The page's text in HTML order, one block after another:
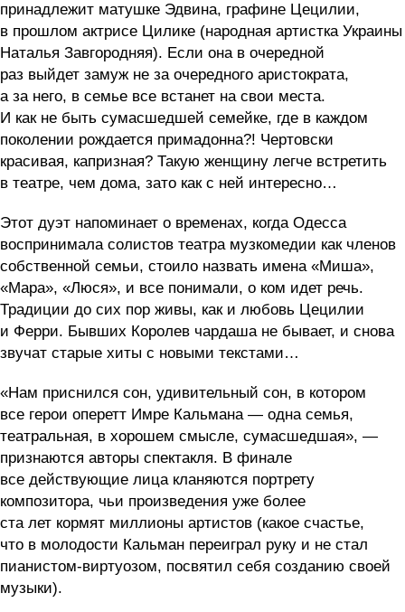
принадлежит матушке Эдвина, графине Цецилии,
в прошлом актрисе Цилике (народная артистка Украины
Наталья Завгородняя). Если она в очередной
раз выйдет замуж не за очередного аристократа,
а за него, в семье все встанет на свои места.
И как не быть сумасшедшей семейке, где в каждом
поколении рождается примадонна?! Чертовски
красивая, капризная? Такую женщину легче встретить
в театре, чем дома, зато как с ней интересно…
Этот дуэт напоминает о временах, когда Одесса
воспринимала солистов театра музкомедии как членов
собственной семьи, стоило назвать имена «Миша»,
«Мара», «Люся», и все понимали, о ком идет речь.
Традиции до сих пор живы, как и любовь Цецилии
и Ферри. Бывших Королев чардаша не бывает, и снова
звучат старые хиты с новыми текстами…
«Нам приснился сон, удивительный сон, в котором
все герои оперетт Имре Кальмана — одна семья,
театральная, в хорошем смысле, сумасшедшая», —
признаются авторы спектакля. В финале
все действующие лица кланяются портрету
композитора, чьи произведения уже более
ста лет кормят миллионы артистов (какое счастье,
что в молодости Кальман переиграл руку и не стал
пианистом-виртуозом, посвятил себя созданию своей
музыки).